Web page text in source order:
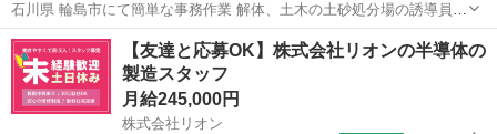
石川県 輪島市にて簡単な事務作業 解体、土木の土砂処分場の誘導員
処分場内には事務、オペレーターなど多くて4人 少人数でのお仕事で
す❗️ 搬入してきたトラックを誘導して伝票を確認するお仕事です 10月
末までの短期 月曜...
鳥取 鳥取市 湖山駅 建築 業務委託契約
【友達と応募OK】株式会社リオンの半導体の
製造スタッフ
月給245,000円
株式会社リオン